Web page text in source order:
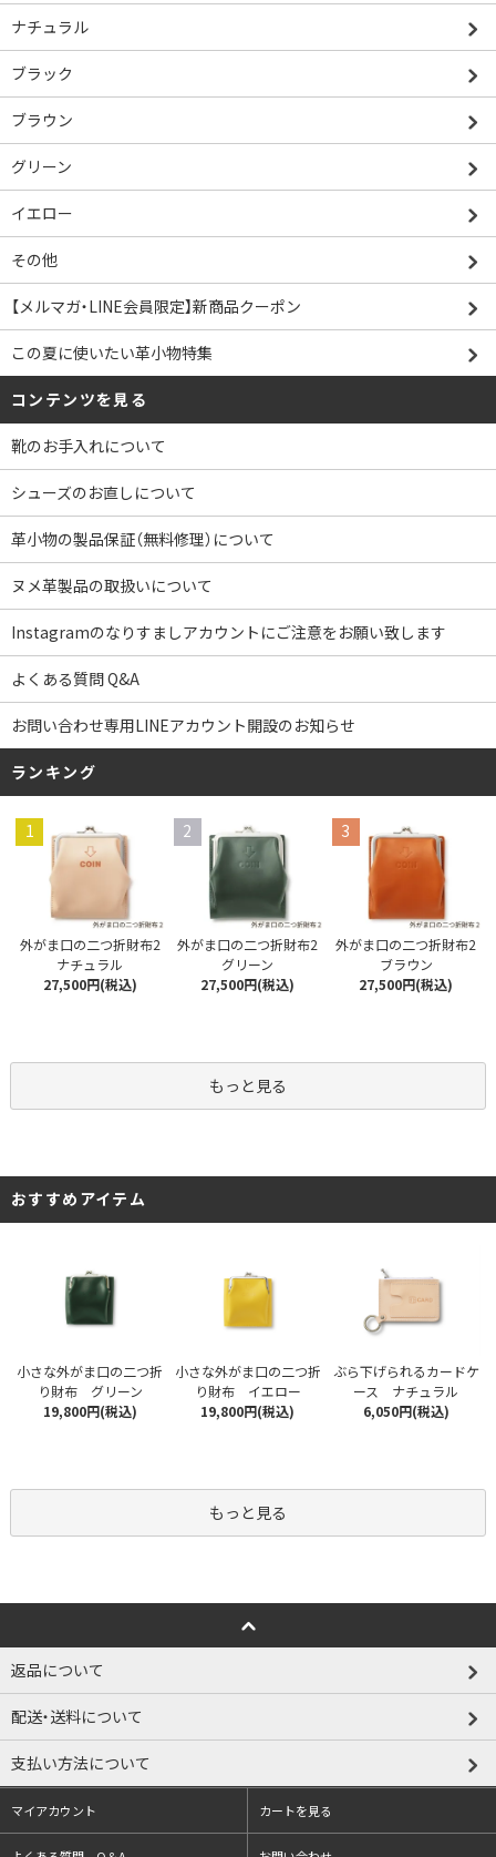
ナチュラル
ブラック
ブラウン
グリーン
イエロー
その他
【メルマガ・LINE会員限定】新商品クーポン
この夏に使いたい革小物特集
コンテンツを見る
靴のお手入れについて
シューズのお直しについて
革小物の製品保証（無料修理）について
ヌメ革製品の取扱いについて
Instagramのなりすましアカウントにご注意をお願い致します
よくある質問 Q&A
お問い合わせ専用LINEアカウント開設のお知らせ
ランキング
1
外がま口の二つ折財布2
ナチュラル
27,500円(税込)
2
外がま口の二つ折財布2
グリーン
27,500円(税込)
3
外がま口の二つ折財布2
ブラウン
27,500円(税込)
もっと見る
おすすめアイテム
小さな外がま口の二つ折
り財布 グリーン
19,800円(税込)
小さな外がま口の二つ折
り財布 イエロー
19,800円(税込)
ぶら下げられるカードケ
ース ナチュラル
6,050円(税込)
もっと見る
返品について
配送・送料について
支払い方法について
マイアカウント カートを見る